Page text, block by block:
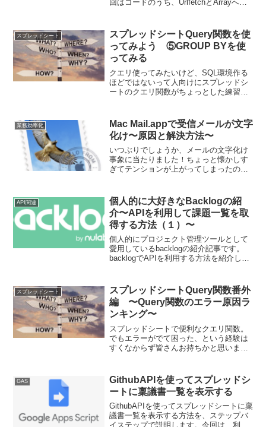
回はコードのうち、UrlfetchとArrayへの
スプレッドシート
スプレッドシートQuery関数を使
ってみよう ⑤GROUP BYを使
ってみる
クエリ使ってみたいけど、SQL環境作る
ほどではないって人向けにスプレッドシ
ートのクエリ関数がちょっとした練習や
すが、よく実務で起きる事象への対応も
紹介していきます。４回目の今回の
GROUP BYでの集約を覚えます。
業務効率化
Mac Mail.appで受信メールが文字
化け〜原因と解決方法〜
いつぶりでしょうか、メールの文字化け
事象に当たりました！ちょっと懐かしす
ぎてテンションが上がってしまったの
たが、今では過去の異物だと思っていま
すが、まだたまに起きるんでしょうか
ね？
API関連
個人的に大好きなBacklogの紹
介〜APIを利用して課題一覧を取
得する方法（１）〜
個人的にプロジェクト管理ツールとして
愛用しているbacklogの紹介記事です。
backlogでAPIを利用する方法を紹介して
です。
スプレッドシート
スプレッドシートQuery関数番外
編 〜Query関数のエラー原因ラ
ンキング〜
スプレッドシートで便利なクエリ関数。
でもエラーがでて困った、という経験は
すくなからず皆さんお持ちかと思いま
たものを、ランキング形式で紹介してい
きます。
GAS
GithubAPIを使ってスプレッドシ
ートに稟議書一覧を表示する
GithubAPIを使ってスプレッドシートに稟
議書一覧を表示する方法を、ステップバ
イステップで説明します。今回は、利用